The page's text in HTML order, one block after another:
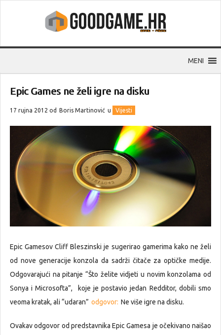
MENI
Epic Games ne želi igre na disku
17 rujna 2012 od Boris Martinović u Vijesti
Epic Gamesov Cliff Bleszinski je sugerirao gamerima kako ne želi
od nove generacije konzola da sadrži čitače za optičke medije.
Odgovarajući na pitanje “Što želite vidjeti u novim konzolama od
Sonya i Microsofta”, koje je postavio jedan Redditor, dobili smo
veoma kratak, ali “udaran” odgovor: Ne više igre na disku.
Ovakav odgovor od predstavnika Epic Gamesa je očekivano naišao